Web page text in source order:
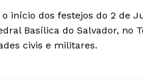
início dos festejos do 2 de
Basílica do Salvador, no
civis e militares.